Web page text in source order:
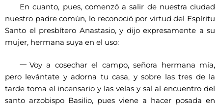
En cuanto, pues, comenzó a salir de nuestra ciudad
nuestro padre común, lo reconoció por virtud del Espíritu
Santo el presbítero Anastasio, y dijo expresamente a su
mujer, hermana suya en el uso:
一 Voy a cosechar el campo, señora hermana mía,
pero levántate y adorna tu casa, y sobre las tres de la
tarde toma el incensario y las velas y sal al encuentro del
santo arzobispo Basilio, pues viene a hacer posada en